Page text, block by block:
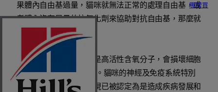
哪裡買
果體內自由基過量，貓咪就無法正常的處理自由基，或
者體內沒有足量的抗氧化劑來協助對抗自由基，那麼就
會造成身體損傷。
自由基是什麼？
自由基是高活性含氧分子，會損壞細胞
膜、酵素、甚至是DNA。貓咪的神經及免疫系統特別
容易受到傷害。自由基現已被認定為是造成疾病發展和